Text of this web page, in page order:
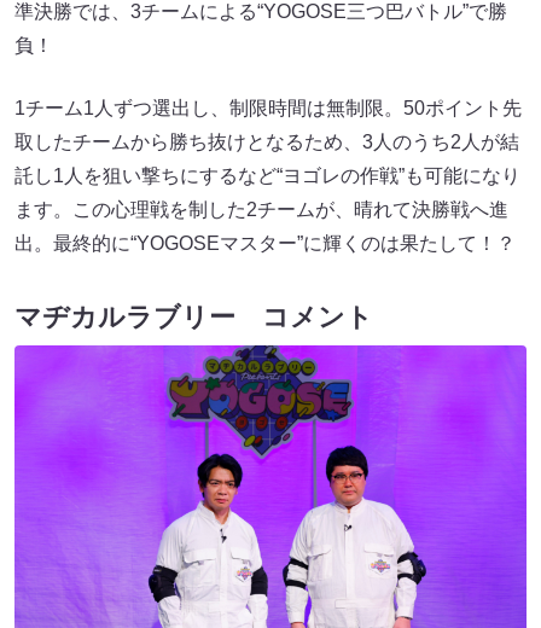
準決勝では、3チームによる“YOGOSE三つ巴バトル”で勝
負！
1チーム1人ずつ選出し、制限時間は無制限。50ポイント先
取したチームから勝ち抜けとなるため、3人のうち2人が結
託し1人を狙い撃ちにするなど“ヨゴレの作戦”も可能になり
ます。この心理戦を制した2チームが、晴れて決勝戦へ進
出。最終的に“YOGOSEマスター”に輝くのは果たして！？
マヂカルラブリー コメント